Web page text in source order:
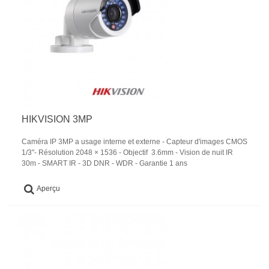
HIKVISION 3MP
Caméra IP 3MP a usage interne et externe - Capteur d'images CMOS
1/3"- Résolution 2048 × 1536 - Objectif 3.6mm - Vision de nuit IR
30m - SMART IR - 3D DNR - WDR - Garantie 1 ans
Aperçu